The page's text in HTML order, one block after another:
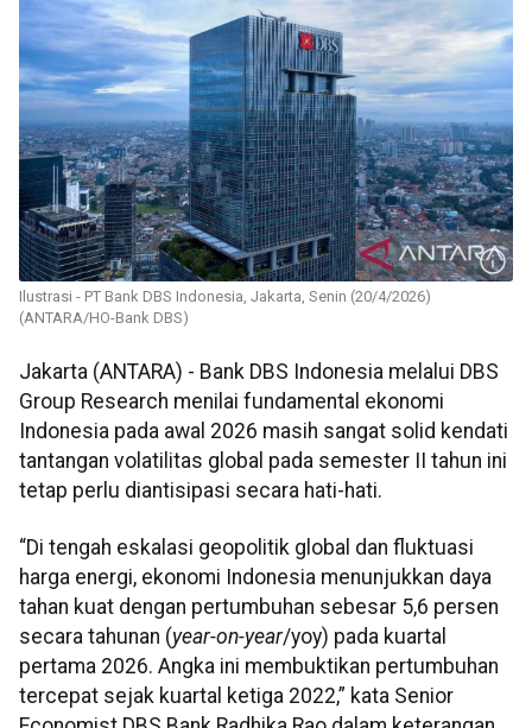
Ilustrasi - PT Bank DBS Indonesia, Jakarta, Senin (20/4/2026)
(ANTARA/HO-Bank DBS)
Jakarta (ANTARA) - Bank DBS Indonesia melalui DBS
Group Research menilai fundamental ekonomi
Indonesia pada awal 2026 masih sangat solid kendati
tantangan volatilitas global pada semester II tahun ini
tetap perlu diantisipasi secara hati-hati.
“Di tengah eskalasi geopolitik global dan fluktuasi
harga energi, ekonomi Indonesia menunjukkan daya
tahan kuat dengan pertumbuhan sebesar 5,6 persen
secara tahunan (year-on-year/yoy) pada kuartal
pertama 2026. Angka ini membuktikan pertumbuhan
tercepat sejak kuartal ketiga 2022,” kata Senior